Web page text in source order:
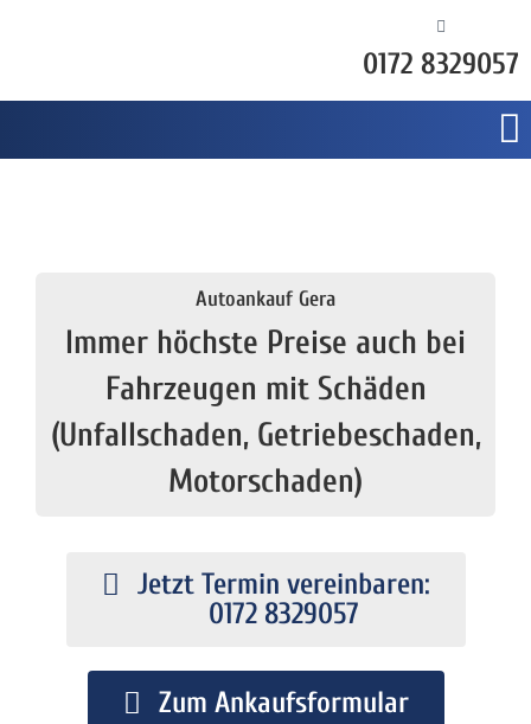
0172 8329057
Autoankauf Gera
Immer höchste Preise auch bei
Fahrzeugen mit Schäden
(Unfallschaden, Getriebeschaden,
Motorschaden)
Jetzt Termin vereinbaren:
0172 8329057
Zum Ankaufsformular